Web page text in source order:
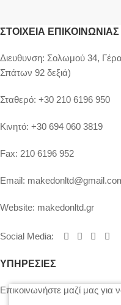
ΣΤΟΙΧΕΊΑ ΕΠΙΚΟΙΝΩΝΊΑΣ
Διευθυνση: Σολωμού 34,
Σπάτων 92 δεξιά)
Σταθερό: +30 210 6196 950
Κινητό: +30 694 060 3819
Fax: 210 6196 952
Email:
Website: makedonltd.gr
Social Media:
ΥΠΗΡΕΣΙΕΣ
Επικοινωνήστε μαζί μας